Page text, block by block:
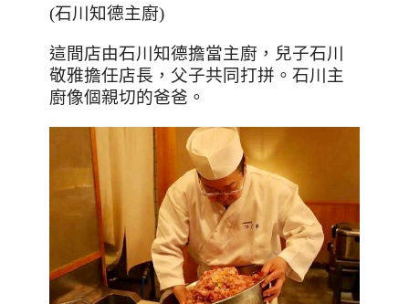
(石川知德主廚)
這間店由石川知德擔當主廚，兒子石川
敬雅擔任店長，父子共同打拼。石川主
廚像個親切的爸爸。